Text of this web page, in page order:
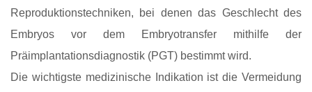
Reproduktionstechniken, bei denen das Geschlecht des
Embryos vor dem Embryotransfer mithilfe der
Präimplantationsdiagnostik (PGT) bestimmt wird.
Die wichtigste medizinische Indikation ist die Vermeidung